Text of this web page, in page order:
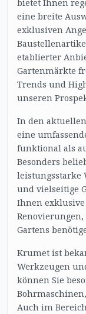
bietet Ihnen
eine breite
exklusiven
etablierter
Gartenmärkte
Trends und
unseren
In den
eine
funktional als
Besonders
leistungsstarke
und vielseitige
Ihnen exklusive
Gartens
Krumet ist
Werkzeugen
können Sie
Auch im